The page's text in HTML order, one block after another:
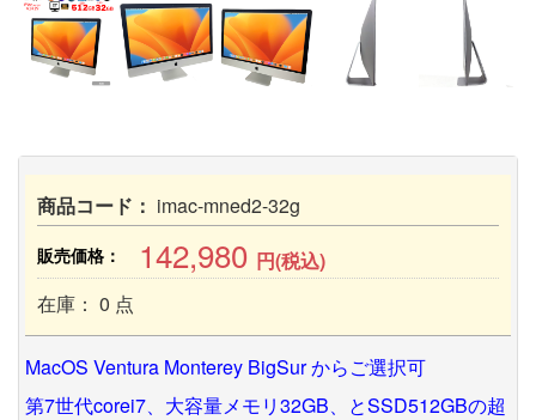
商品コード： imac-mned2-32g
販売価格： 142,980 円(税込)
在庫： 0 点
MacOS Ventura Monterey BigSur からご選択可
第7世代corei7、大容量メモリ32GB、とSSD512GBの超